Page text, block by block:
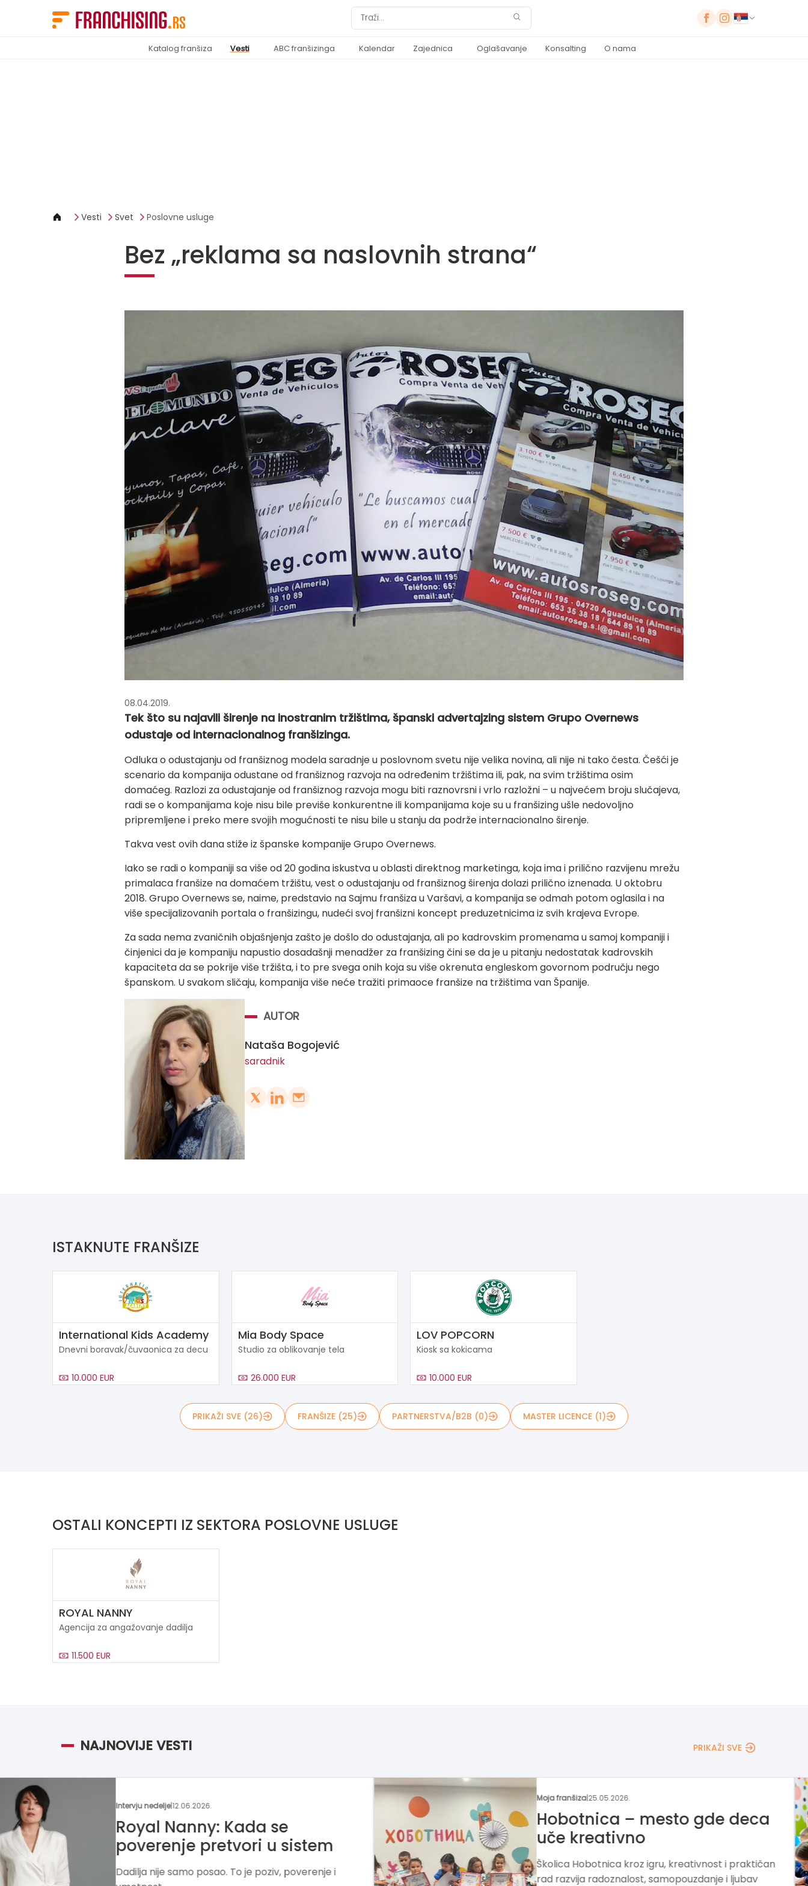
Katalog franšiza Vesti ABC franšizinga Kalendar Zajednica Oglašavanje Konsalting O nama
Vesti Svet Poslovne usluge
Bez „reklama sa naslovnih strana“
08.04.2019.
Tek što su najavili širenje na inostranim tržištima, španski advertajzing sistem Grupo Overnews
odustaje od internacionalnog franšizinga.
Odluka o odustajanju od franšiznog modela saradnje u poslovnom svetu nije velika novina, ali nije ni tako česta. Češći je
scenario da kompanija odustane od franšiznog razvoja na određenim tržištima ili, pak, na svim tržištima osim
domaćeg. Razlozi za odustajanje od franšiznog razvoja mogu biti raznovrsni i vrlo razložni – u najvećem broju slučajeva,
radi se o kompanijama koje nisu bile previše konkurentne ili kompanijama koje su u franšizing ušle nedovoljno
pripremljene i preko mere svojih mogućnosti te nisu bile u stanju da podrže internacionalno širenje.
Takva vest ovih dana stiže iz španske kompanije Grupo Overnews.
Iako se radi o kompaniji sa više od 20 godina iskustva u oblasti direktnog marketinga, koja ima i prilično razvijenu mrežu
primalaca franšize na domaćem tržištu, vest o odustajanju od franšiznog širenja dolazi prilično iznenada. U oktobru
2018. Grupo Overnews se, naime, predstavio na Sajmu franšiza u Varšavi, a kompanija se odmah potom oglasila i na
više specijalizovanih portala o franšizingu, nudeći svoj franšizni koncept preduzetnicima iz svih krajeva Evrope.
Za sada nema zvaničnih objašnjenja zašto je došlo do odustajanja, ali po kadrovskim promenama u samoj kompaniji i
činjenici da je kompaniju napustio dosadašnji menadžer za franšizing čini se da je u pitanju nedostatak kadrovskih
kapaciteta da se pokrije više tržišta, i to pre svega onih koja su više okrenuta engleskom govornom području nego
španskom. U svakom sličaju, kompanija više neće tražiti primaoce franšize na tržištima van Španije.
AUTOR
Nataša Bogojević
saradnik
ISTAKNUTE FRANŠIZE
International Kids Academy
Dnevni boravak/čuvaonica za decu
10.000 EUR
Mia Body Space
Studio za oblikovanje tela
26.000 EUR
LOV POPCORN
Kiosk sa kokicama
10.000 EUR
PRIKAŽI SVE (26) FRANŠIZE (25) PARTNERSTVA/B2B (0) MASTER LICENCE (1)
OSTALI KONCEPTI IZ SEKTORA POSLOVNE USLUGE
ROYAL NANNY
Agencija za angažovanje dadilja
11.500 EUR
NAJNOVIJE VESTI PRIKAŽI SVE
Hobotnica – mesto gde deca
uče kreativno
Školica Hobotnica kroz igru, kreativnost i praktičan
rad razvija radoznalost, samopouzdanje i ljubav
Franšiza za razvoj
funkcionalnog znanja kod
dece
„ZNAM ZA VIŠE“ razvija način učenja i